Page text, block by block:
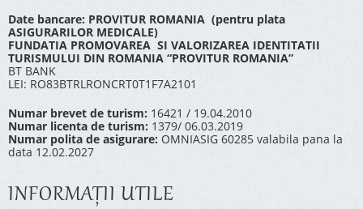
Date bancare: PROVITUR ROMANIA (pentru plata
ASIGURARILOR MEDICALE)
FUNDATIA PROMOVAREA SI VALORIZAREA IDENTITATII
TURISMULUI DIN ROMANIA “PROVITUR ROMANIA”
BT BANK
LEI: RO83BTRLRONCRT0T1F7A2101
Numar brevet de turism: 16421 / 19.04.2010
Numar licenta de turism: 1379/ 06.03.2019
Numar polita de asigurare: OMNIASIG 60285 valabila pana la
data 12.02.2027
INFORMAŢII UTILE